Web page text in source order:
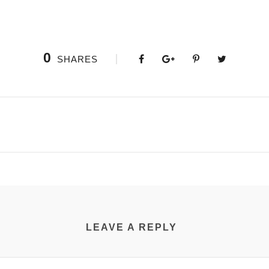
0 SHARES
LEAVE A REPLY